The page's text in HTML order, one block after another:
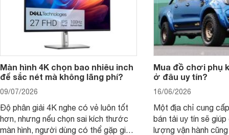
Màn hình 4K chọn bao nhiêu inch
để sắc nét mà không lãng phí?
09/07/2026
Độ phân giải 4K nghe có vẻ luôn tốt
hơn, nhưng nếu chọn sai kích thước
màn hình, người dùng có thể gặp giao
Mua đồ chơi phụ
ở đâu uy tín?
16/06/2026
Một địa chỉ cung
bán tải uy tín sẽ
lượng vận hành